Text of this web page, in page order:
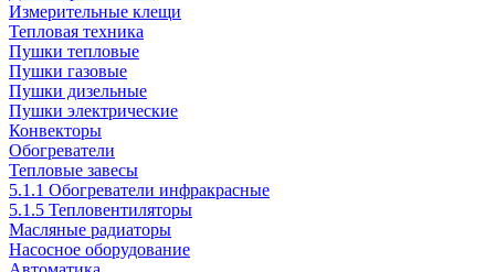
Измерительные клещи
Тепловая техника
Пушки тепловые
Пушки газовые
Пушки дизельные
Пушки электрические
Конвекторы
Обогреватели
Тепловые завесы
5.1.1 Обогреватели инфракрасные
5.1.5 Тепловентиляторы
Масляные радиаторы
Насосное оборудование